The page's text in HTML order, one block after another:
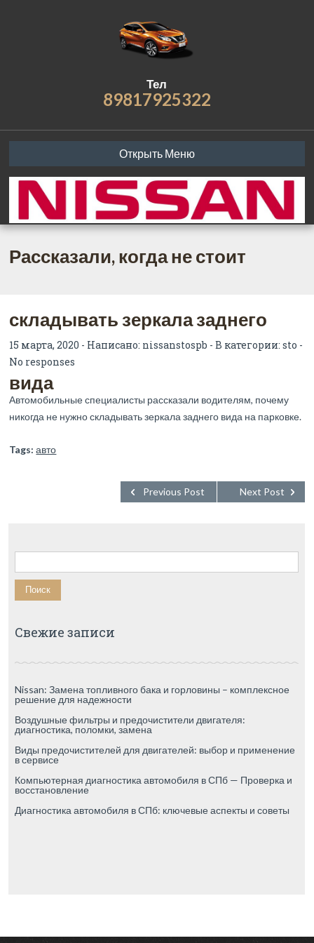
Тел
89817925322
Открыть Меню
Рассказали, когда не стоит
складывать зеркала заднего
вида
15 марта, 2020 - Написано: nissanstospb - В категории:sto -
No responses
Автомобильные специалисты рассказали водителям, почему
никогда не нужно складывать зеркала заднего вида на парковке.
Tags: авто
Next Post
Previous Post
Найти:
Свежие записи
Nissan: Замена топливного бака и горловины – комплексное
решение для надежности
Воздушные фильтры и предочистители двигателя:
диагностика, поломки, замена
Виды предочистителей для двигателей: выбор и применение
в сервисе
Компьютерная диагностика автомобиля в СПб — Проверка и
восстановление
Диагностика автомобиля в СПб: ключевые аспекты и советы